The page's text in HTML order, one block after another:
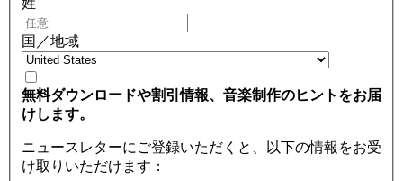
姓
国／地域
無料ダウンロードや割引情報、音楽制作のヒントをお届
けします。
ニュースレターにご登録いただくと、以下の情報をお受
け取りいただけます：